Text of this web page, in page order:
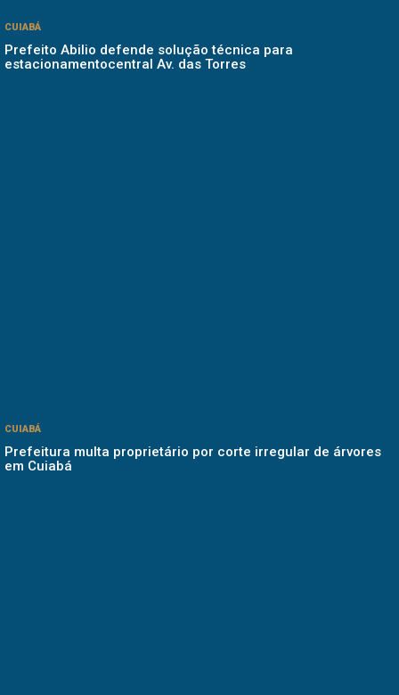
CUIABÁ
Prefeito Abilio defende solução técnica para
estacionamentocentral Av. das Torres
CUIABÁ
Prefeitura multa proprietário por corte irregular de árvores
em Cuiabá